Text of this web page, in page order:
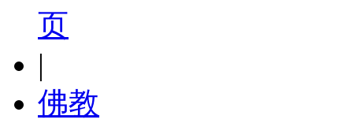
页
|
佛教